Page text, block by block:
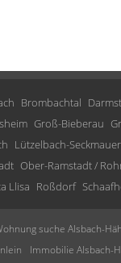
Brombachtal
Groß-Bieberau
Lützelbach-
Ober-Ramstadt /
Llisa Roßdorf
suche Alsbach-
Immobilie Alsbach-